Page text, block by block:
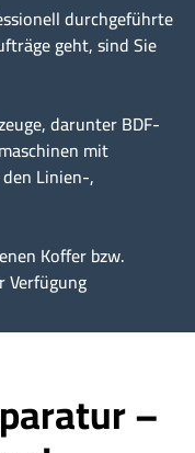
durchgeführte
geht, sind Sie
darunter BDF-
mit
Linien-,
Koffer bzw.
Verfügung
–